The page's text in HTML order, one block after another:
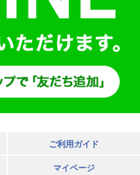
ご利用ガイド
マイページ